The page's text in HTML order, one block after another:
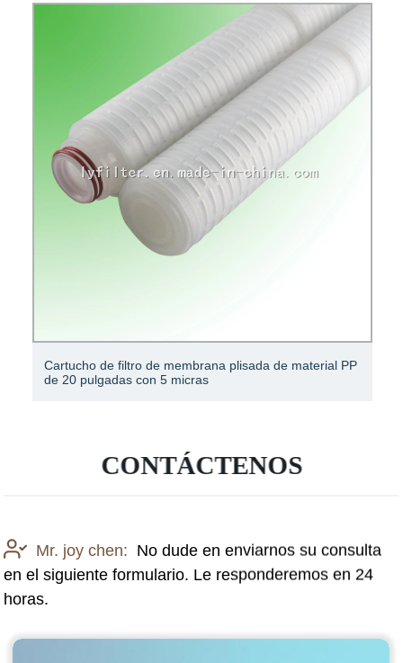
Filtro autolimpiante autolavable de 20 micras
CONTÁCTENOS
Mr. joy chen: No dude en enviarnos su consulta
en el siguiente formulario. Le responderemos en 24
horas.